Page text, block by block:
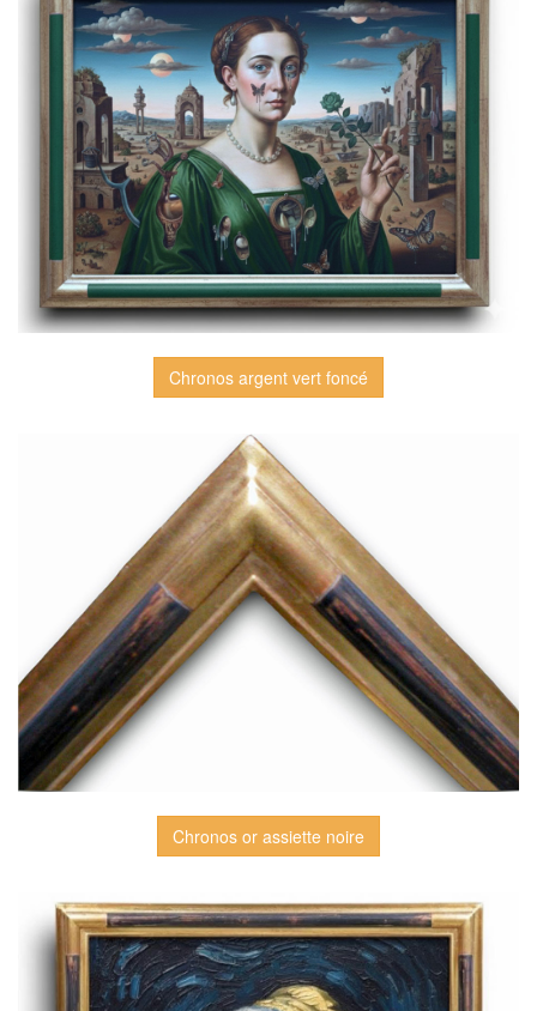
Chronos argent vert foncé
Chronos or assiette noire